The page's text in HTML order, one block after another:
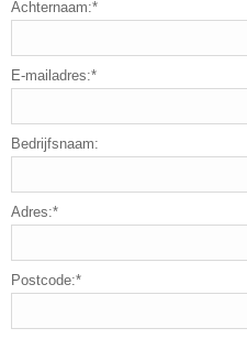
Achternaam:*
E-mailadres:*
Bedrijfsnaam:
Adres:*
Postcode:*